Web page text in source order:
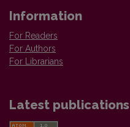
Information
For Readers
For Authors
For Librarians
Latest publications